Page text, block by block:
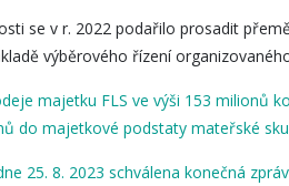
se v r. 2022 podařilo prosadit
výběrového řízení
majetku FLS ve výši 153 milionů
do majetkové podstaty mateřské
25. 8. 2023 schválena konečná